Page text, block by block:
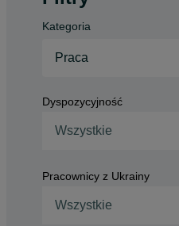
Kategoria
Praca
Dyspozycyjność
Wszystkie
Pracownicy z Ukrainy
Wszystkie